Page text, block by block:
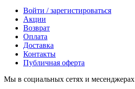
Войти / зарегистироваться
Акции
Возврат
Оплата
Доставка
Контакты
Публичная оферта
Мы в социальных сетях и месенджерах